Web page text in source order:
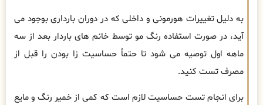
به دلیل تغییرات هورمونی و داخلی که در دوران بارداری بوجود می
آید، در صورت استفاده رنگ مو توسط خانم ‌های باردار بعد از سه
‌ماهه اول توصیه می‌ شود تا حتماً حساسیت زا بودن را قبل از
مصرف تست کنید.
برای انجام تست حساسیت لازم است که کمی از خمیر رنگ و مایع